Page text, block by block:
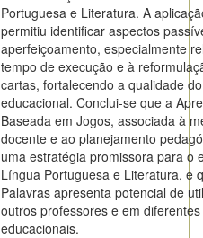
Portuguesa e Literatura. A
permitiu identificar aspectos
aperfeiçoamento, especialmente
tempo de execução e à
cartas, fortalecendo a qualidade
educacional. Conclui-se que a
Baseada em Jogos, associada à
docente e ao planejamento
uma estratégia promissora para o
Língua Portuguesa e Literatura, e
Palavras apresenta potencial de
outros professores e em
educacionais.